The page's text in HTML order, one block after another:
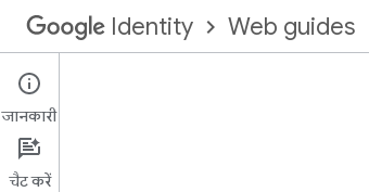
Identity Web guides
जानकारी
चैट करें